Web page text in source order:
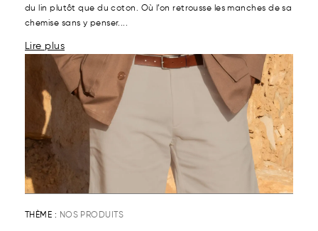
du lin plutôt que du coton. Où l’on retrousse les manches de sa
chemise sans y penser....
Lire plus
THÈME : NOS PRODUITS